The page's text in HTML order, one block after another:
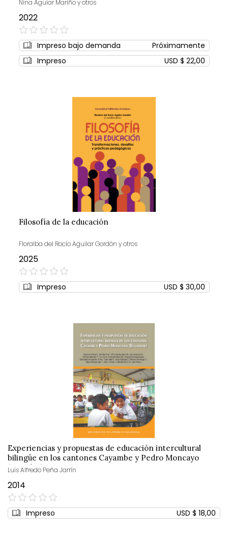
Nina Aguiar Mariño y otros
2022
0%
Impreso bajo demanda
Próximamente
Impreso
USD $ 22,00
Filosofía de la educación
Floralba del Rocío Aguilar Gordón y otros
2025
0%
Impreso USD $ 30,00
Experiencias y propuestas de educación intercultural
bilingüe en los cantones Cayambe y Pedro Moncayo
(Ecuador)
Luis Alfredo Peña Jarrín
2014
0%
Impreso USD $ 18,00